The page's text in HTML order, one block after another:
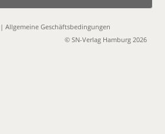
|Allgemeine Geschäftsbedingungen
© SN-Verlag Hamburg 2026